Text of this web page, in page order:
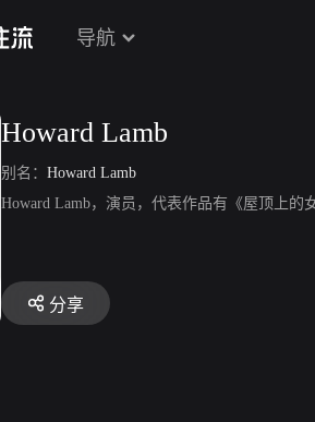
导航
Howard Lamb
别名： Howard Lamb
Howard Lamb，演员，代表作品有《屋顶上的
分享